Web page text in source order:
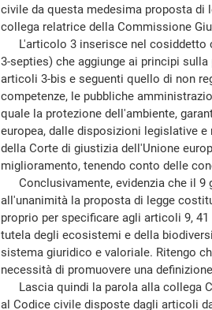
civile da questa medesima proposta di
collega relatrice della Commissione
L'articolo 3 inserisce nel cosiddetto
3-septies) che aggiunge ai principi
articoli 3-bis e seguenti quello di non
competenze, le pubbliche
quale la protezione dell'ambiente,
europea, dalle disposizioni legislative
della Corte di giustizia dell'Unione
miglioramento, tenendo conto delle
Conclusivamente, evidenzia che il 9
all'unanimità la proposta di legge
proprio per specificare agli articoli 9,
tutela degli ecosistemi e della
sistema giuridico e valoriale. Ritengo
necessità di promuovere una
Lascia quindi la parola alla collega
al Codice civile disposte dagli articoli